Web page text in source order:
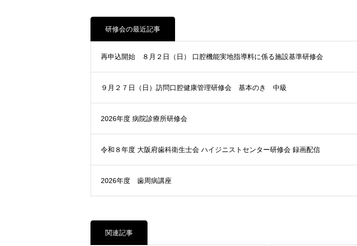
研修会の最近記事
再申込開始 ８月２日（日） 口腔機能実地指導料に係る施設基準研修会
９月２７日（日）訪問口腔健康管理研修会 基本のき 中級
2026年度 病院診療所研修会
令和８年度 大阪府歯科衛生士会 ハイジニストセンター研修会 録画配信
2026年度 歯周病講座
関連記事